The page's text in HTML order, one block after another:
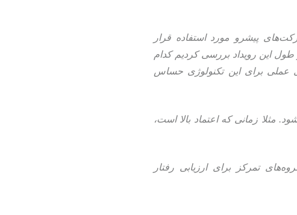
پیشرو مورد استفاده قرار
این رویداد بررسی کردیم کدام
عملی برای این تکنولوژی حساس
زمانی که اعتماد بالا است،
تمرکز برای ارزیابی رفتار